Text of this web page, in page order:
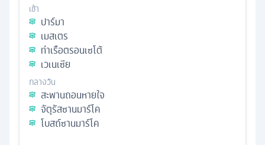
เช้า
ปาร์มา
เมสเตร
ท่าเรือตรอนเซโต้
เวเนเซีย
กลางวัน
สะพานถอนหายใจ
จัตุรัสซานมาร์โค
โบสถ์ซานมาร์โค